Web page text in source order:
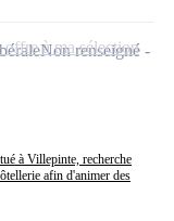
à Villepinte, recherche
afin d'animer des
Non renseigné
à ma sélection